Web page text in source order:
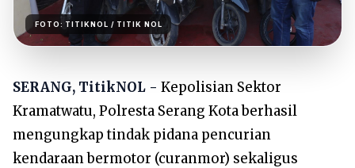
FOTO: TITIKNOL / TITIK NOL
SERANG, TitikNOL - Kepolisian Sektor
Kramatwatu, Polresta Serang Kota berhasil
mengungkap tindak pidana pencurian
kendaraan bermotor (curanmor) sekaligus